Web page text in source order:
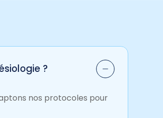
?
nos protocoles pour